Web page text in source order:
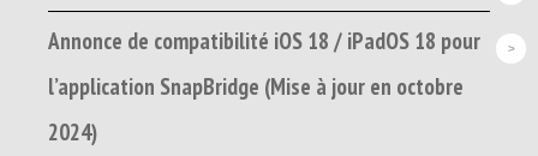
Annonce de compatibilité iOS 18 / iPadOS 18 pour
l’application SnapBridge (Mise à jour en octobre
2024)